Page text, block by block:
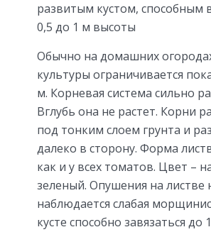
развитым кустом, способным
0,5 до 1 м высоты
Обычно на домашних
культуры ограничивается
м. Корневая система сильно
Вглубь она не растет. Корни
под тонким слоем грунта и
далеко в сторону. Форма
как и у всех томатов. Цвет –
зеленый. Опушения на листве
наблюдается слабая
кусте способно завязаться до